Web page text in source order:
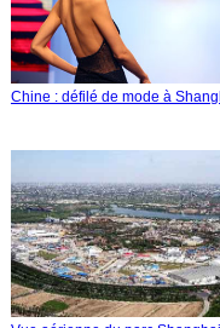
Chine : défilé de mode à